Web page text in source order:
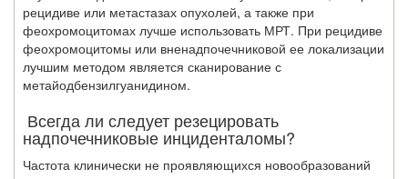
рецидиве или метастазах опухолей, а также при
феохромоцитомах лучше использо­вать МРТ. При рецидиве
феохромоцитомы или вненадпочечниковой ее локализа­ции
лучшим методом является сканирование с
метайодбензилгуанидином.
Всегда ли следует резецировать
надпочечниковые инциденталомы?
Частота клинически не проявляющихся новообразований